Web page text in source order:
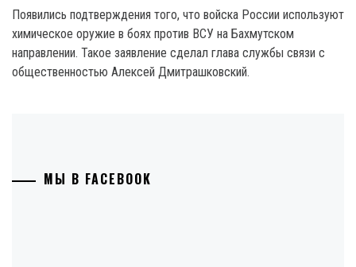
Появились подтверждения того, что войска России используют
химическое оружие в боях против ВСУ на Бахмутском
направлении. Такое заявление сделал глава службы связи с
общественностью Алексей Дмитрашковский.
МЫ В FACEBOOK